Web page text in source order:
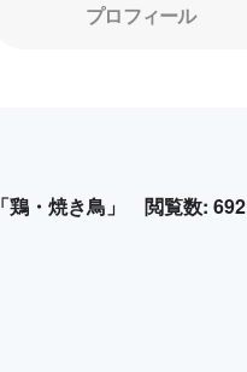
プロフィール
「鶏・焼き鳥」 閲覧数: 692